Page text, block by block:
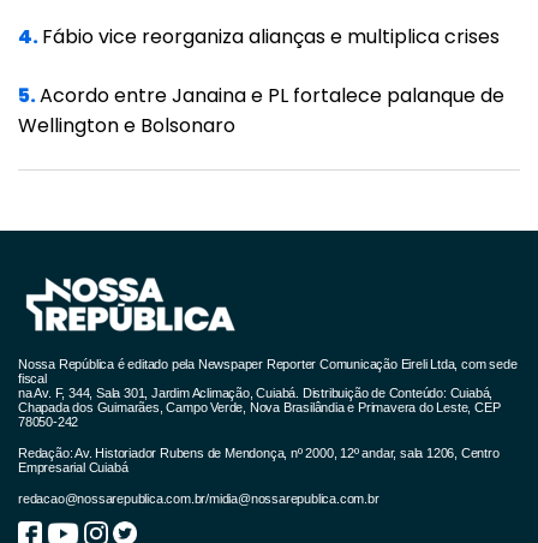
desde o dia 27. Em tese, a Anvisa teria sete
dias úteis para avaliar o pedido. No entanto,
por falta de documentos considerados
importantes pela agência, a avaliação não
enviados pela União Química, mas a Anvisa
alertou que alguns itens necessários seguem
pendentes. Desta forma, a suspensão segue
sem prazo para ser interrompida.
Além de Mato Grosso, outros 8 estados
fizeram pedidos de importação da Sputnik V
à Anvisa. São eles Acre, Bahia, Ceará,
4.Fábio vice reorganiza alianças e multiplica crises
5.Acordo entre Janaina e PL fortalece palanque de
Wellington e Bolsonaro
Nossa República é editado pela Newspaper Reporter Comunicação Eireli Ltda, com sede
fiscal
na Av. F, 344, Sala 301, Jardim Aclimação, Cuiabá. Distribuição de Conteúdo: Cuiabá,
Chapada dos Guimarães, Campo Verde, Nova Brasilândia e Primavera do Leste, CEP
78050-242
Redação: Av. Historiador Rubens de Mendonça, nº 2000, 12º andar, sala 1206, Centro
Empresarial Cuiabá
redacao@nossarepublica.com.br/midia@nossarepublica.com.br